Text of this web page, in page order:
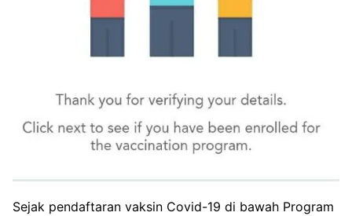
Sejak pendaftaran vaksin Covid-19 di bawah Program